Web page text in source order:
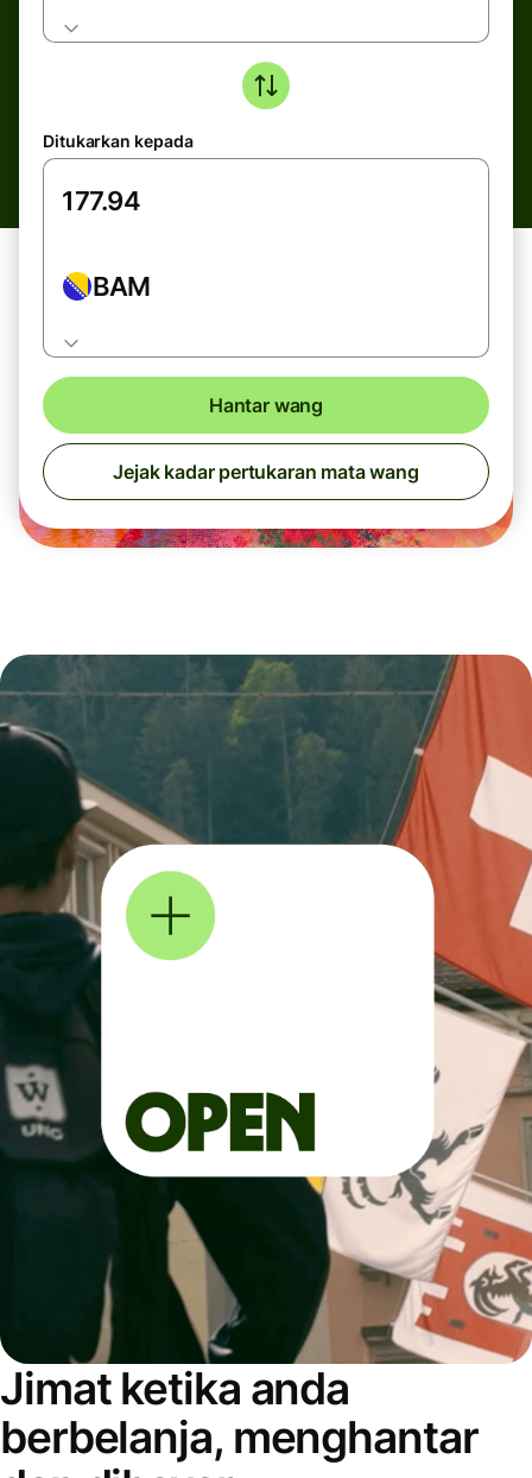
Ditukarkan kepada
BAM
Hantar wang
Jejak kadar pertukaran mata wang
Jimat ketika anda
berbelanja, menghantar